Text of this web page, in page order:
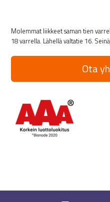
Molemmat liikkeet saman tien
18 varrella. Lähellä valtatie 16.
Ota